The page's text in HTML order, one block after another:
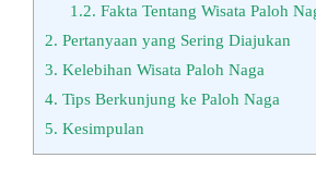
1.2. Fakta Tentang Wisata Paloh
2. Pertanyaan yang Sering Diajukan
3. Kelebihan Wisata Paloh Naga
4. Tips Berkunjung ke Paloh Naga
5. Kesimpulan